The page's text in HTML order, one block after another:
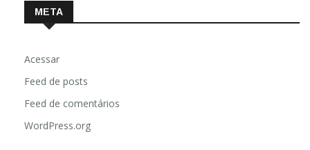
META
Acessar
Feed de posts
Feed de comentários
WordPress.org